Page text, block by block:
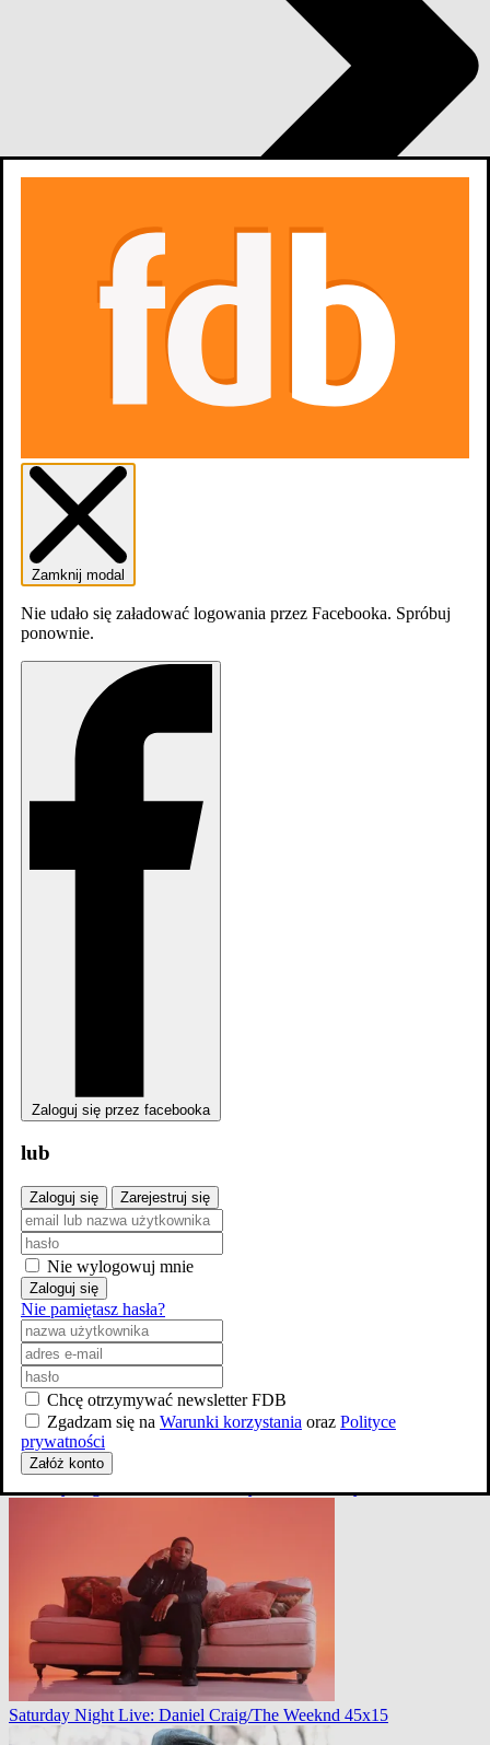
zobacz wszystkie
Saturday Night Live: Oscar Isaac/Charli XCX 47x14
Saturday Night Live: Chance the Rapper/Eminem 43x6
Saturday Night Live: Daniel Craig/The Weeknd 45x15
Zamknij modal
Nie udało się załadować logowania przez Facebooka. Spróbuj
ponownie.
Zaloguj się przez facebooka
lub
Zaloguj się Zarejestruj się
Nie wylogowuj mnie
Zaloguj się
Nie pamiętasz hasła?
Chcę otrzymywać newsletter FDB
Zgadzam się na Warunki korzystania oraz Polityce
prywatności
Załóż konto